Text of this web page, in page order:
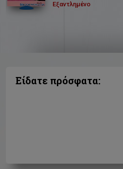
Εξαντλημένο
Είδατε πρόσφατα: